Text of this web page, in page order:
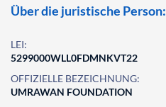
Über die juristische Person:
LEI:
5299000WLL0FDMNKVT22
OFFIZIELLE BEZEICHNUNG:
UMRAWAN FOUNDATION